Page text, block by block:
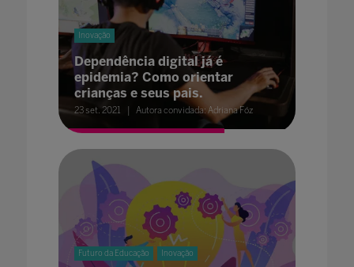
Inovação
Dependência digital já é
epidemia? Como orientar
crianças e seus pais.
23 set. 2021 Autora convidada: Adriana Fóz
Futuro da Educação Inovação